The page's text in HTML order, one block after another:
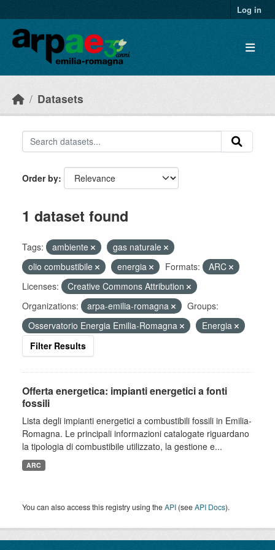
Log in
Datasets
Order by
1 dataset found
Tags: ambiente
gas naturale
olio combustibile
energia Formats:
ARC
Licenses:
Creative Commons Attribution
Organizations:
arpa-emilia-romagna
Groups:
Osservatorio Energia Emilia-Romagna
Energia
Filter Results
Offerta energetica: impianti energetici a fonti
fossili
Lista degli impianti energetici a combustibili fossili in Emilia-
Romagna. Le principali informazioni catalogate riguardano
la tipologia di combustibile utilizzato, la gestione e...
ARC
You can also access this registry using theAPI (seeAPI Docs).